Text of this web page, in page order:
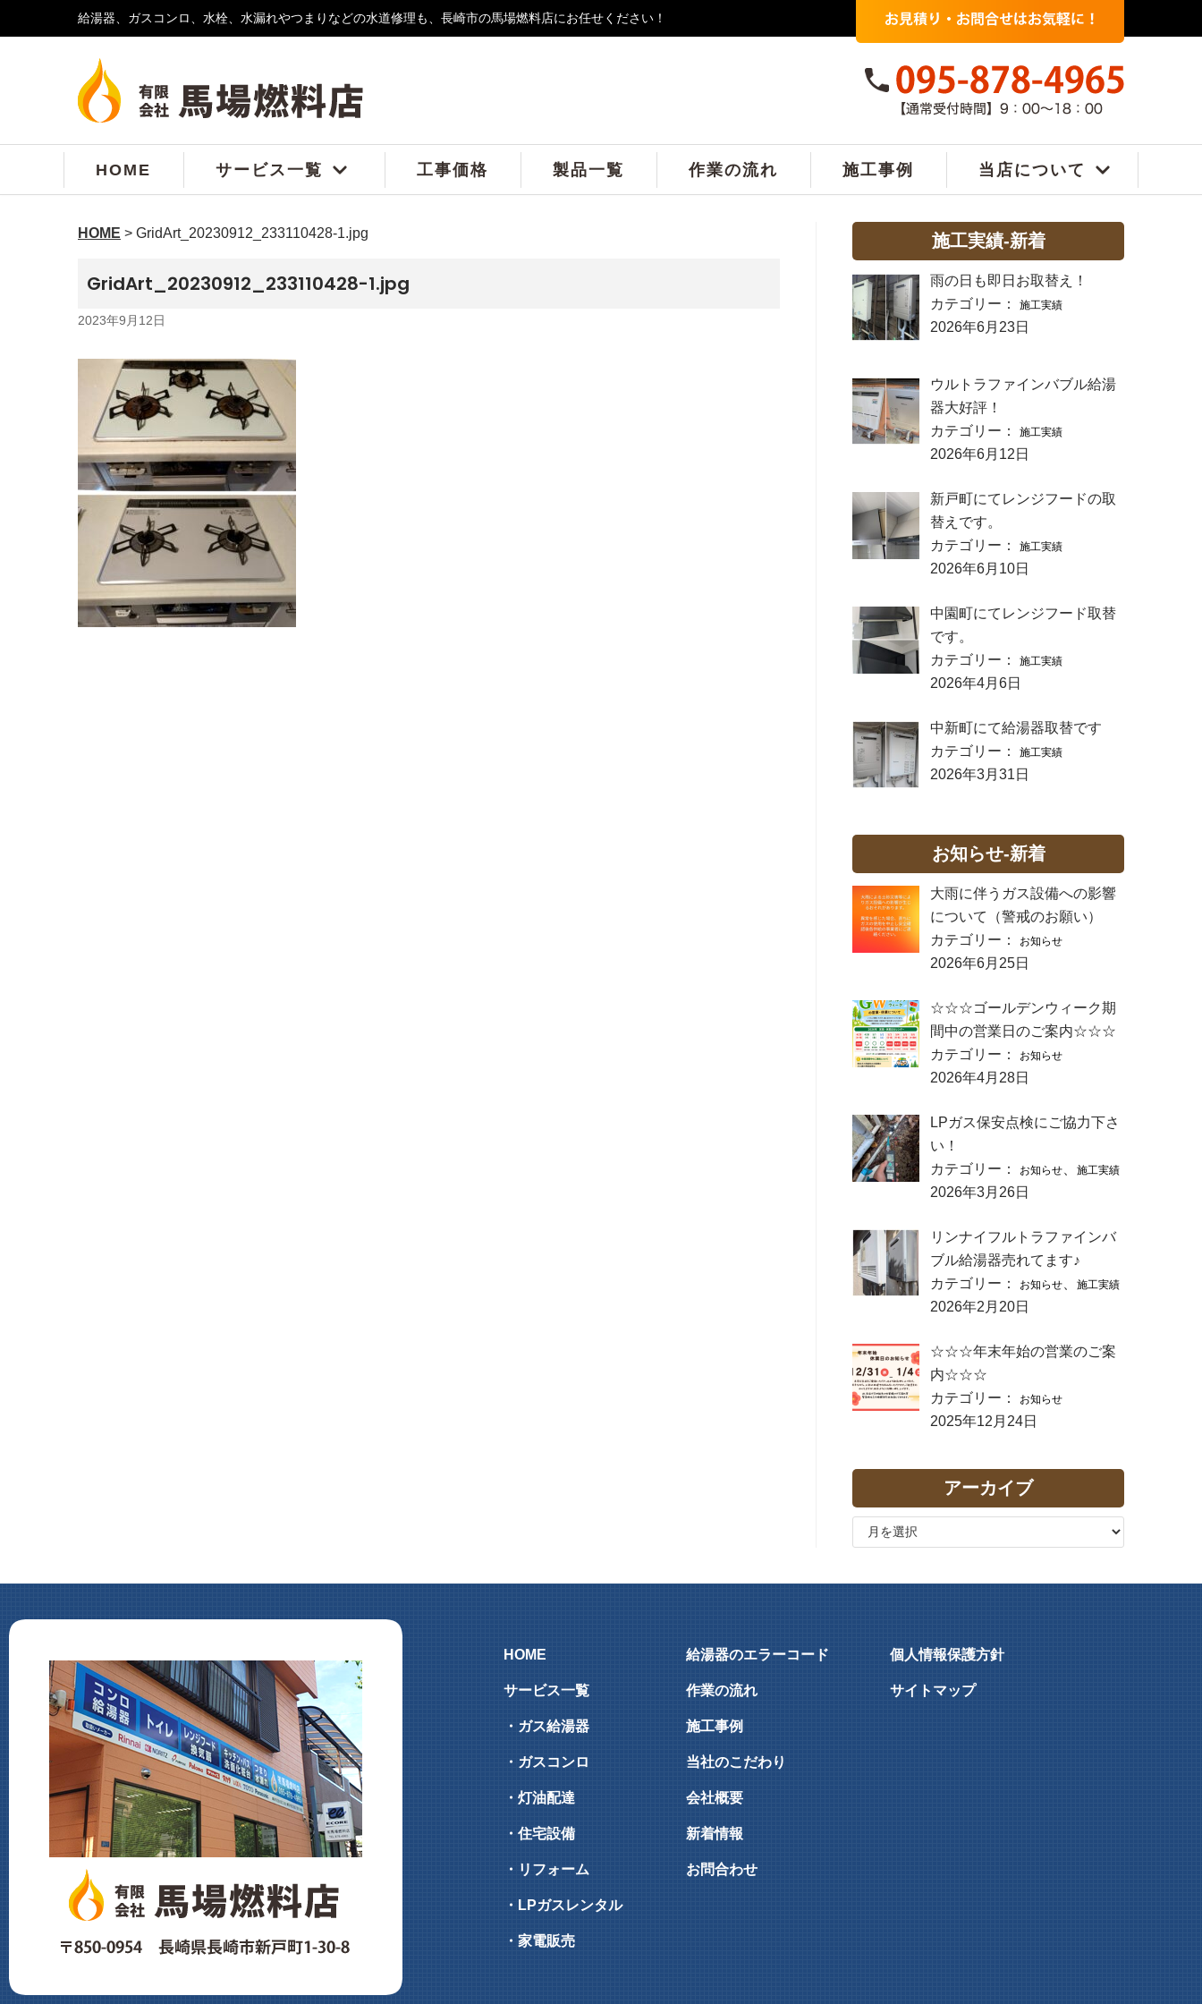
給湯器、ガスコンロ、水栓、水漏れやつまりなどの水道修理も、長崎市の馬場燃料店にお任せください！
HOME サービス一覧 工事価格 製品一覧 作業の流れ 施工事例 当店について
HOME > GridArt_20230912_233110428-1.jpg
GridArt_20230912_233110428-1.jpg
2023年9月12日
施工実績-新着
雨の日も即日お取替え！
カテゴリー：
施工実績
2026年6月23日
ウルトラファインバブル給湯
器大好評！
カテゴリー：
施工実績
2026年6月12日
新戸町にてレンジフードの取
替えです。
カテゴリー：
施工実績
2026年6月10日
中園町にてレンジフード取替
です。
カテゴリー：
施工実績
2026年4月6日
中新町にて給湯器取替です
カテゴリー：
施工実績
2026年3月31日
お知らせ-新着
大雨に伴うガス設備への影響
について（警戒のお願い）
カテゴリー：
お知らせ
2026年6月25日
☆☆☆ゴールデンウィーク期
間中の営業日のご案内☆☆☆
カテゴリー：
お知らせ
2026年4月28日
LPガス保安点検にご協力下さ
い！
カテゴリー：
お知らせ 施工実績
2026年3月26日
リンナイフルトラファインバ
ブル給湯器売れてます♪
カテゴリー：
お知らせ 施工実績
2026年2月20日
☆☆☆年末年始の営業のご案
内☆☆☆
カテゴリー：
お知らせ
2025年12月24日
アーカイブ
HOME
サービス一覧
・ガス給湯器
・ガスコンロ
・灯油配達
・住宅設備
・リフォーム
・LPガスレンタル
・家電販売
給湯器のエラーコード
作業の流れ
施工事例
当社のこだわり
会社概要
新着情報
お問合わせ
個人情報保護方針
サイトマップ